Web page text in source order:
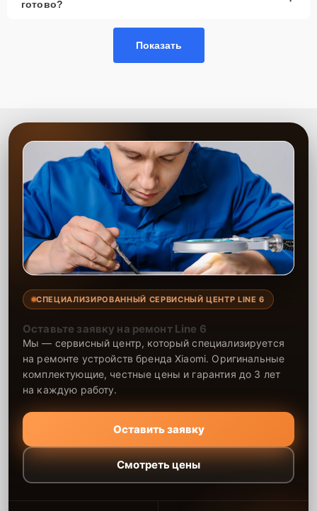
готово?
Показать
СПЕЦИАЛИЗИРОВАННЫЙ СЕРВИСНЫЙ ЦЕНТР LINE 6
Оставьте заявку на ремонт Line 6
Мы — сервисный центр, который специализируется
на ремонте устройств бренда Xiaomi. Оригинальные
комплектующие, честные цены и гарантия до 3 лет
на каждую работу.
Оставить заявку
Смотреть цены